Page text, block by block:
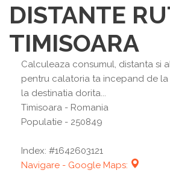
DISTANTE
TIMISOARA
Calculeaza consumul, distanta si
pentru calatoria ta incepand de la
la destinatia dorita...
Timisoara - Romania
Populatie - 250849
Index: #1642603121
Navigare - Google Maps: